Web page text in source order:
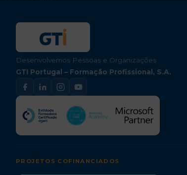
Desenvolvemos Pessoas e Organizações
GTI Portugal – Formação Profissional, S.A.
PROJETOS COFINANCIADOS